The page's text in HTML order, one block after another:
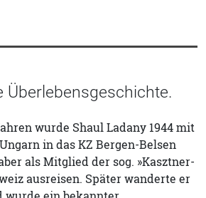
Überlebensgeschichte.
wurde Shaul Ladany 1944 mit
in das KZ Bergen-Belsen
als Mitglied der sog. »Kasztner-
ausreisen. Später wanderte er